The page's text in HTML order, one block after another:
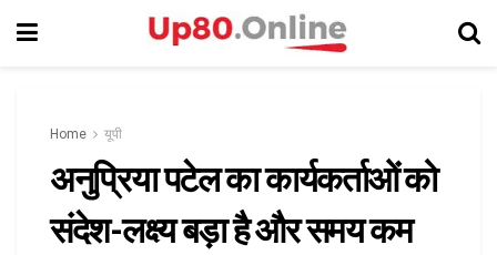
Home यूपी
अनुप्रिया पटेल का कार्यकर्ताओं को
संदेश-लक्ष्य बड़ा है और समय कम